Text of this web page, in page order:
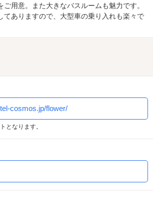
用意。また大きなバスルームも魅力です。
てありますので、大型車の乗り入れも楽々で
cosmos.jp/flower/
となります。